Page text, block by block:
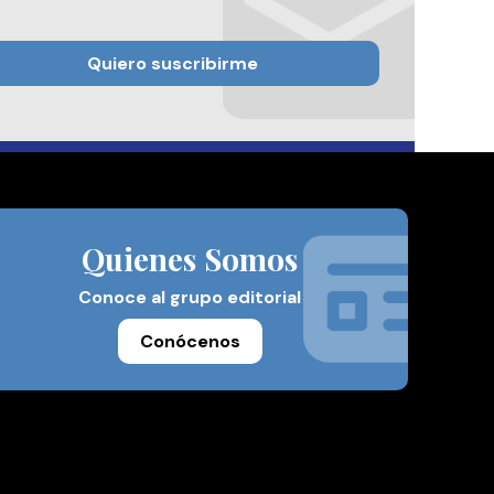
Quiero suscribirme
Quienes Somos
Conoce al grupo editorial
Conócenos